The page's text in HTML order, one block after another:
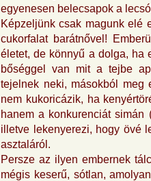
egyenesen belecsapok a
Képzeljünk csak magunk elé
cukorfalat barátnővel!
életet, de könnyű a dolga, ha
bőséggel van mit a tejbe
tejelnek neki, másokból meg
nem kukoricázik, ha
hanem a konkurenciát simán
illetve lekenyerezi, hogy övé
asztaláról.
Persze az ilyen embernek
mégis keserű, sótlan,